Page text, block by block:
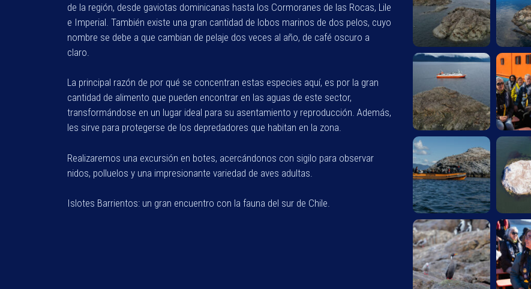
de la región, desde gaviotas dominicanas hasta los Cormoranes de las Rocas, Lile
e Imperial. También existe una gran cantidad de lobos marinos de dos pelos, cuyo
nombre se debe a que cambian de pelaje dos veces al año, de café oscuro a
claro.
La principal razón de por qué se concentran estas especies aquí, es por la gran
cantidad de alimento que pueden encontrar en las aguas de este sector,
transformándose en un lugar ideal para su asentamiento y reproducción. Además,
les sirve para protegerse de los depredadores que habitan en la zona.
Realizaremos una excursión en botes, acercándonos con sigilo para observar
nidos, polluelos y una impresionante variedad de aves adultas.
Islotes Barrientos: un gran encuentro con la fauna del sur de Chile.